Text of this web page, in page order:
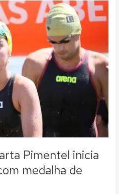
Pimentel inicia
medalha de